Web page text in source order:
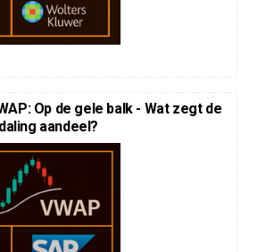
Op de gele balk - Wat zegt de
aandeel?